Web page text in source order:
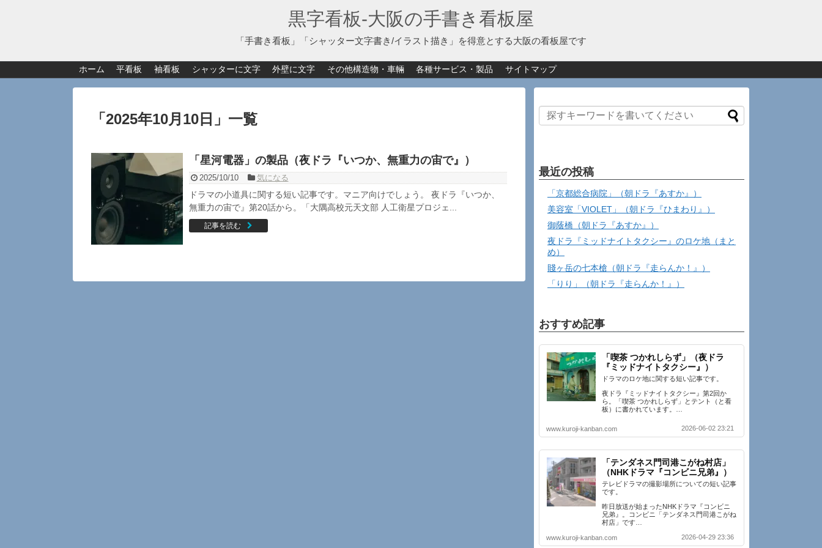
黒字看板‐大阪の手書き看板屋
「手書き看板」「シャッター文字書き/イラスト描き」を得意とする大阪の看板屋です
ホーム 平看板 袖看板 シャッターに文字 外壁に文字 その他構造物・車輛 各種サービス・製品 サイトマップ
「 2025年10月10日 」 一覧
「星河電器」の製品（夜ドラ『いつか、無重力の宙で』）
2025/10/10 気になる
ドラマの小道具に関する短い記事です。マニア向けでしょう。 夜ドラ『いつか、
無重力の宙で』第20話から。「大隅高校元天文部 人工衛星プロジェ...
記事を読む
最近の投稿
「京都総合病院」（朝ドラ『あすか』）
美容室「VIOLET」（朝ドラ『ひまわり』）
御蔭橋（朝ドラ『あすか』）
夜ドラ『ミッドナイトタクシー』のロケ地（まと
め）
賤ヶ岳の七本槍（朝ドラ『走らんか！』）
「りり」（朝ドラ『走らんか！』）
おすすめ記事
「喫茶 つかれしらず」（夜ドラ
『ミッドナイトタクシー』）
ドラマのロケ地に関する短い記事です。
夜ドラ『ミッドナイトタクシー』第2回か
ら。「喫茶 つかれしらず」とテント（と看
板）に書かれています。…
www.kuroji-kanban.com 2026-06-02 23:21
「テンダネス門司港こがね村店」
（NHKドラマ『コンビニ兄弟』）
テレビドラマの撮影場所についての短い記事
です。
昨日放送が始まったNHKドラマ『コンビニ
兄弟』。コンビニ「テンダネス門司港こがね
村店」です…
www.kuroji-kanban.com 2026-04-29 23:36